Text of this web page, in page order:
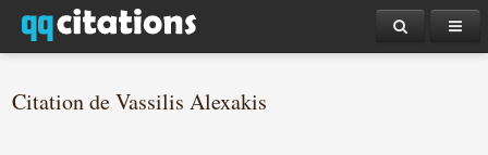
Citation de Vassilis Alexakis